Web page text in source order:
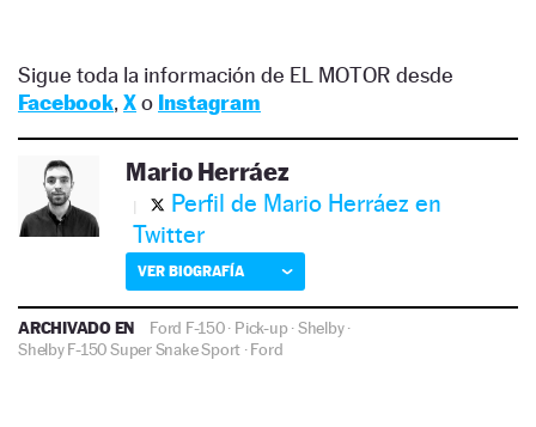
Sigue toda la información de EL MOTOR desde
Facebook, Xo Instagram
Mario Herráez
Perfil de Mario Herráez en
Twitter
VER BIOGRAFÍA
ARCHIVADO EN Ford F-150· Pick-up ·Shelby·
Shelby F-150 Super Snake Sport ·Ford